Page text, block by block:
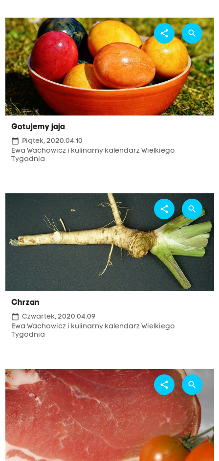
Gotujemy jaja
calendar_today Piątek, 2020.04.10
Ewa Wachowicz i kulinarny kalendarz Wielkiego
Tygodnia
share search
Chrzan
calendar_today Czwartek, 2020.04.09
Ewa Wachowicz i kulinarny kalendarz Wielkiego
Tygodnia
share search
share search